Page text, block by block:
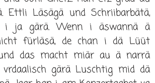
Ettli Läsägä und Schriibarbätä,
ja gärä. Wenn i äswannä ä
fürläsä, de chan i dä Lüüt
das macht miär au ä narrä
gärä Luschtig mid dä